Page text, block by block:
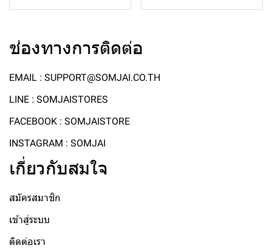
ช่องทางการติดต่อ
EMAIL : SUPPORT@SOMJAI.CO.TH
LINE : SOMJAISTORES
FACEBOOK : SOMJAISTORE
INSTAGRAM : SOMJAI
เกี่ยวกับสมใจ
สมัครสมาชิก
เข้าสู่ระบบ
ติดต่อเรา